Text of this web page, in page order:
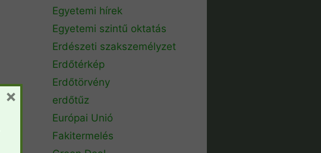
Egyetemi hírek
Egyetemi szintű oktatás
Erdészeti szakszemélyzet
Erdőtérkép
Erdőtörvény
erdőtűz
Európai Unió
Fakitermelés
×